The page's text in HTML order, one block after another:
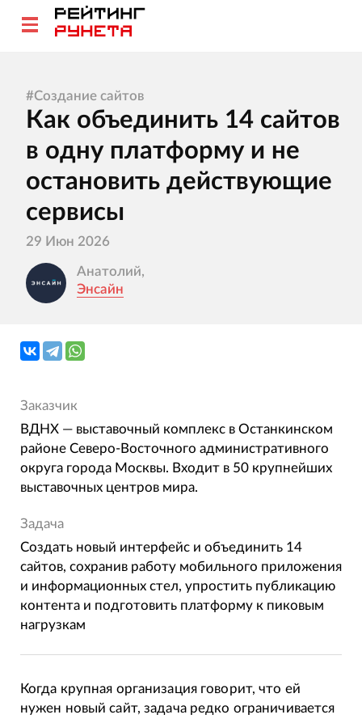
#Создание сайтов
Как объединить 14 сайтов
в одну платформу и не
остановить действующие
сервисы
29 Июн 2026
Анатолий,
Энсайн
Заказчик
ВДНХ — выставочный комплекс в Останкинском
районе Северо-Восточного административного
округа города Москвы. Входит в 50 крупнейших
выставочных центров мира.
Задача
Создать новый интерфейс и объединить 14
сайтов, сохранив работу мобильного приложения
и информационных стел, упростить публикацию
контента и подготовить платформу к пиковым
нагрузкам
Когда крупная организация говорит, что ей
нужен новый сайт, задача редко ограничивается